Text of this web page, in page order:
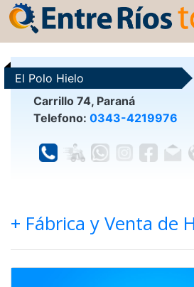
El Polo Hielo
Carrillo 74, Paraná
Telefono: 0343-4219976
+ Fábrica y Venta de